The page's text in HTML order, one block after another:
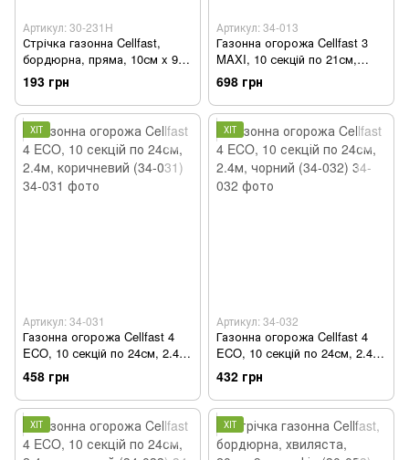
Артикул: 30-231H
Стрічка газонна Cellfast,
бордюрна, пряма, 10см x 9м,
чорний (30-231H)
193 грн
Артикул: 34-013
Газонна огорожа Cellfast 3
MAXI, 10 секцій по 21см,
2.1м, цегляний (34-013)
698 грн
ХІТ
Артикул: 34-031
Газонна огорожа Cellfast 4
ECO, 10 секцій по 24см, 2.4м,
коричневий (34-031)
458 грн
ХІТ
Артикул: 34-032
Газонна огорожа Cellfast 4
ECO, 10 секцій по 24см, 2.4м,
чорний (34-032)
432 грн
ХІТ ХІТ